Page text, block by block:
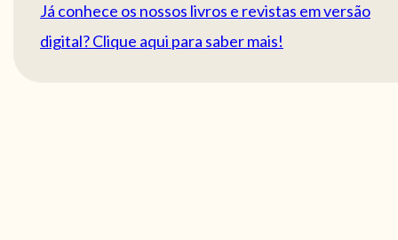
Já conhece os nossos livros e revistas em versão
digital? Clique aqui para saber mais!